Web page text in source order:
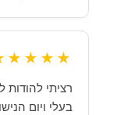
רציתי
בעלי ויום